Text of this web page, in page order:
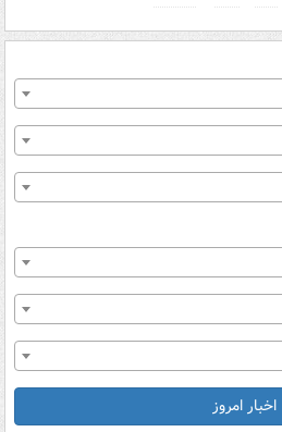
اخبار امروز